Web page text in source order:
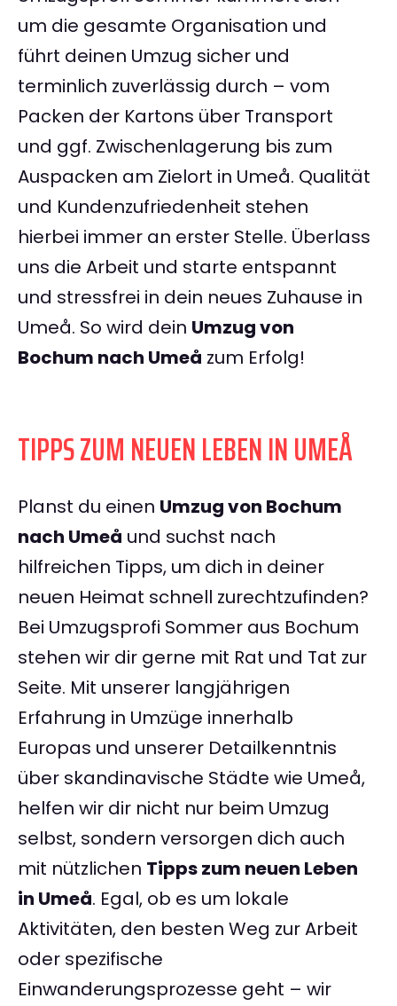
um die gesamte Organisation und
führt deinen Umzug sicher und
terminlich zuverlässig durch – vom
Packen der Kartons über Transport
und ggf. Zwischenlagerung bis zum
Auspacken am Zielort in Umeå. Qualität
und Kundenzufriedenheit stehen
hierbei immer an erster Stelle. Überlass
uns die Arbeit und starte entspannt
und stressfrei in dein neues Zuhause in
Umeå. So wird dein Umzug von
Bochum nach Umeå zum Erfolg!
TIPPS ZUM NEUEN LEBEN IN UMEÅ
Planst du einen Umzug von Bochum
nach Umeå und suchst nach
hilfreichen Tipps, um dich in deiner
neuen Heimat schnell zurechtzufinden?
Bei Umzugsprofi Sommer aus Bochum
stehen wir dir gerne mit Rat und Tat zur
Seite. Mit unserer langjährigen
Erfahrung in Umzüge innerhalb
Europas und unserer Detailkenntnis
über skandinavische Städte wie Umeå,
helfen wir dir nicht nur beim Umzug
selbst, sondern versorgen dich auch
mit nützlichen Tipps zum neuen Leben
in Umeå. Egal, ob es um lokale
Aktivitäten, den besten Weg zur Arbeit
oder spezifische
Einwanderungsprozesse geht – wir